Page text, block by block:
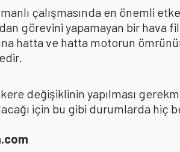
çalışmasında en önemli
görevini yapamayan bir
hatta ve hatta motorun
değişiklinin yapılması
için bu gibi durumlarda